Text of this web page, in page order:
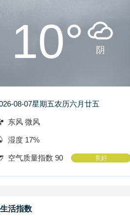
10° 阴
08-07星期五农历六月廿五
东风 微风
湿度 17%
空气质量指数 90 良好
活指数